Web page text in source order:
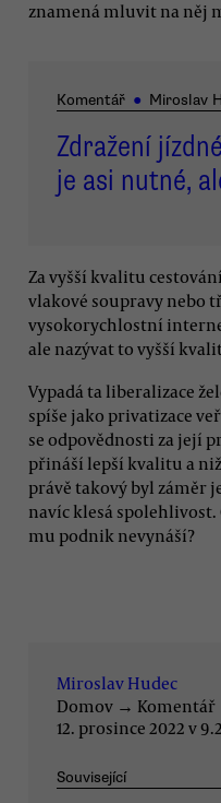
znamená mluvit na něj
Komentář ● Miroslav
Zdražení
je asi nutné,
Za vyšší kvalitu
vlakové soupravy nebo
vysokorychlostní
ale nazývat to vyšší
Vypadá ta liberalizace
spíše jako privatizace
se odpovědnosti za její
přináší lepší kvalitu a
právě takový byl záměr
navíc klesá
mu podnik nevynáší?
Miroslav Hudec
Domov → Komentář
12. prosince 2022 v
Související